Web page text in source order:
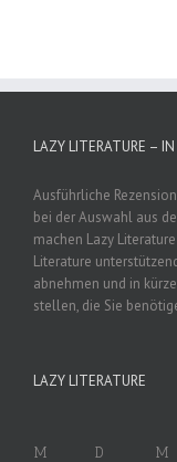
LAZY LITERATURE –
Ausführliche
bei der Auswahl aus
machen Lazy
Literature
abnehmen und in
stellen, die Sie
LAZY LITERATURE
M D M